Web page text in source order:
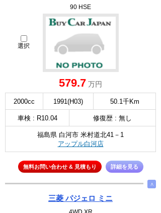
90 HSE
選択
579.7 万円
2000cc 1991(H03) 50.1千Km
車検 : R10.04 修復歴 : 無し
福島県 白河市 米村道北41－1
アップル白河店
無料お問い合わせ & 見積もり 詳細を見る
∧
三菱 パジェロ ミニ